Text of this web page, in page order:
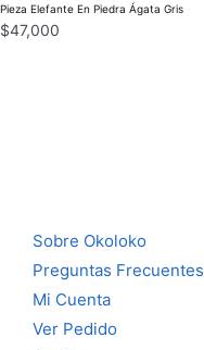
Pieza Elefante En Piedra Ágata Gris
$47,000
Sobre Okoloko
Preguntas Frecuentes
Mi Cuenta
Ver Pedido